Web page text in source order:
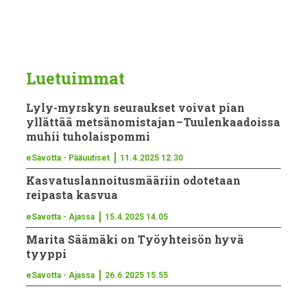
Luetuimmat
Lyly-myrskyn seuraukset voivat pian
yllättää metsänomistajan – Tuulenkaadoissa
muhii tuholaispommi
eSavotta - Pääuutiset 11.4.2025 12.30
Kasvatus­lan­noi­tus­määriin odotetaan
reipasta kasvua
eSavotta - Ajassa 15.4.2025 14.05
Marita Säämäki on Työyhteisön hyvä
tyyppi
eSavotta - Ajassa 26.6.2025 15.55